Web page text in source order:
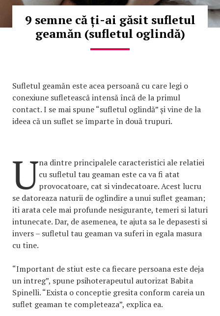
9 semne că ți-ai găsit sufletul
geamăn (sufletul oglindă)
Sufletul geamăn este acea persoană cu care legi o
conexiune sufletească intensă încă de la primul
contact. I se mai spune “sufletul oglindă” și vine de la
ideea că un suflet se împarte în două trupuri.
Una dintre principalele caracteristici ale relatiei
cu sufletul tau geaman este ca va fi atat
provocatoare, cat si vindecatoare. Acest lucru
se datoreaza naturii de oglindire a unui suflet geaman;
iti arata cele mai profunde nesigurante, temeri si laturi
intunecate. Dar, de asemenea, te ajuta sa le depasesti si
invers – sufletul tau geaman va suferi in egala masura
cu tine.
“Important de stiut este ca fiecare persoana este deja
un intreg”, spune psihoterapeutul autorizat Babita
Spinelli. “Exista o conceptie gresita conform careia un
suflet geaman te completeaza”, explica ea.